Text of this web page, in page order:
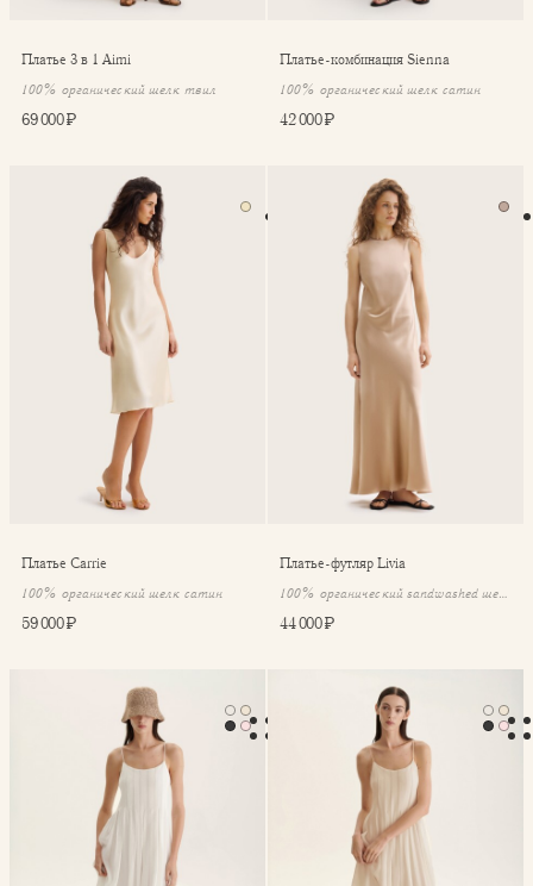
Платье 3 в 1 Aimi
100% органический шелк твил
69 000 ₽
Платье-комбинация Sienna
100% органический шелк сатин
42 000 ₽
Платье Carrie
Платье Carrie
100% органический шелк сатин
59 000 ₽
Платье-футляр Livia
Платье-футляр Livia
100% органический sandwashed шелк сатин
44 000 ₽
Платье Nymphe Платье Nymphe